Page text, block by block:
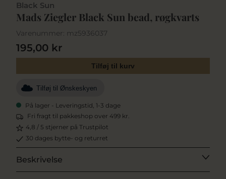
Black Sun
Mads Ziegler Black Sun bead, røgkvarts
Varenummer: mz5936037
195,00 kr
Tilføj til kurv
Tilføj til Ønskeskyen
På lager - Leveringstid, 1-3 dage
Fri fragt til pakkeshop over 499 kr.
4,8 / 5 stjerner på Trustpilot
30 dages bytte- og returret
Beskrivelse